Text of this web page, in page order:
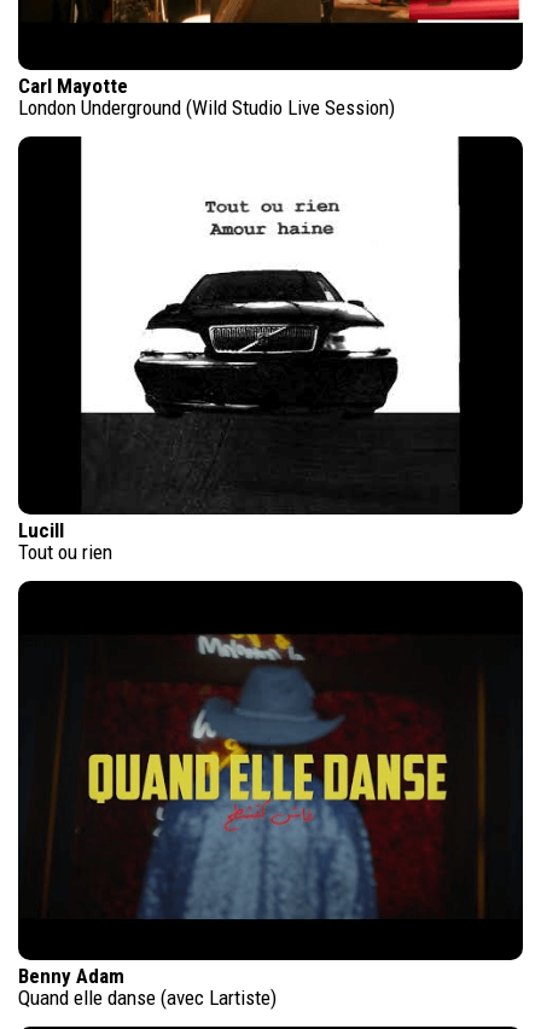
Carl Mayotte
London Underground (Wild Studio Live Session)
Lucill
Tout ou rien
Benny Adam
Quand elle danse (avec Lartiste)